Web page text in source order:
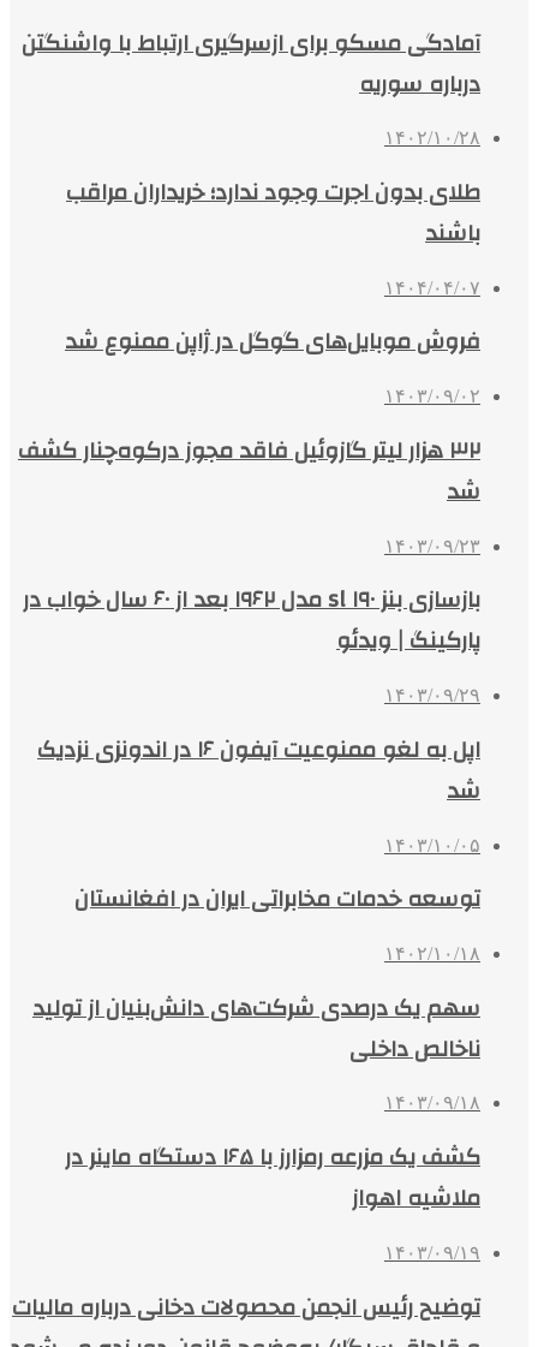
آمادگی مسکو برای ازسرگیری ارتباط با واشنگتن
درباره سوریه
۱۴۰۲/۱۰/۲۸
طلای بدون اجرت وجود ندارد؛ خریداران مراقب
باشند
۱۴۰۴/۰۴/۰۷
فروش موبایل‌های گوگل در ژاپن ممنوع شد
۱۴۰۳/۰۹/۰۲
۳۲ هزار لیتر گازوئیل فاقد مجوز درکوه‌چنار کشف
شد
۱۴۰۳/۰۹/۲۳
بازسازی بنز sl ۱۹۰ مدل ۱۹۶۲ بعد از ۶۰ سال خواب در
پارکینگ | ویدئو
۱۴۰۳/۰۹/۲۹
اپل به لغو ممنوعیت آیفون ۱۶ در اندونزی نزدیک
شد
۱۴۰۳/۱۰/۰۵
توسعه خدمات مخابراتی ایران در افغانستان
۱۴۰۲/۱۰/۱۸
سهم یک درصدی شرکت‌های دانش‌بنیان از تولید
ناخالص داخلی
۱۴۰۳/۰۹/۱۸
کشف یک مزرعه رمزارز با ۱۶۵ دستگاه ماینر در
ملاشیه اهواز
۱۴۰۳/۰۹/۱۹
توضیح رئیس انجمن محصولات دخانی درباره مالیات